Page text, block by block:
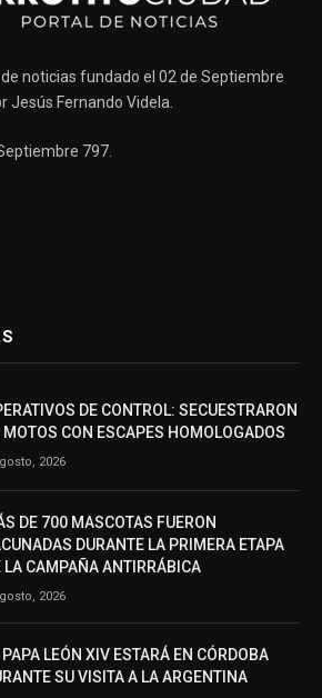
noticias fundado el 02 de Septiembre
Jesús Fernando Videla.
797.
DE CONTROL: SECUESTRARON
MOTOS CON ESCAPES HOMOLOGADOS
2026
DE 700 MASCOTAS FUERON
DURANTE LA PRIMERA ETAPA
LA CAMPAÑA ANTIRRÁBICA
2026
PAPA LEÓN XIV ESTARÁ EN CÓRDOBA
SU VISITA A LA ARGENTINA